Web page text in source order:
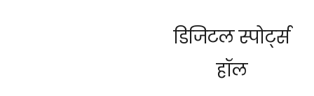
डिजिटल स्पोर्ट्स
हॉल